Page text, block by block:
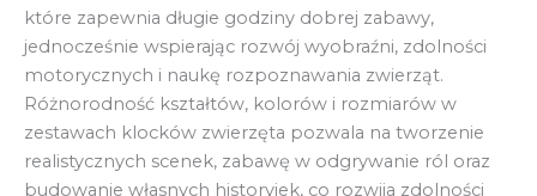
które zapewnia długie godziny dobrej zabawy,
jednocześnie wspierając rozwój wyobraźni, zdolności
motorycznych i naukę rozpoznawania zwierząt.
Różnorodność kształtów, kolorów i rozmiarów w
zestawach klocków zwierzęta pozwala na tworzenie
realistycznych scenek, zabawę w odgrywanie ról oraz
budowanie własnych historyjek, co rozwija zdolności